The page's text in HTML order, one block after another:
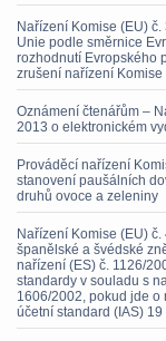
Nařízení Komise (EU)
Unie podle směrnice
rozhodnutí Evropského
zrušení nařízení Komise
Oznámení čtenářům –
2013 o elektronickém
Prováděcí nařízení
stanovení paušálních
druhů ovoce a zeleniny
Nařízení Komise (EU)
španělské a švédské
nařízení (ES) č. 1126/
standardy v souladu s
1606/2002, pokud jde o
účetní standard (IAS) 19